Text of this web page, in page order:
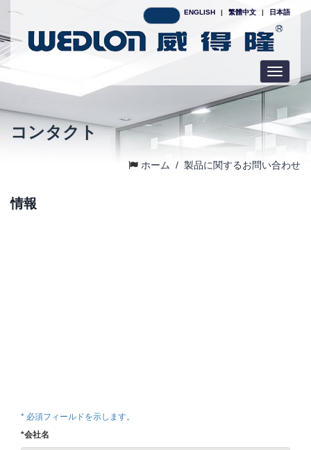
ENGLISH | 繁體中文 | 日本語
Toggle
コンタクト
ホーム / 製品に関するお問い合わせ
情報
* 必須フィールドを示します。
*会社名